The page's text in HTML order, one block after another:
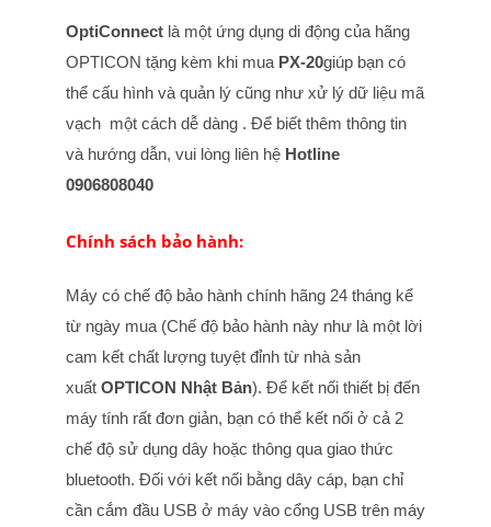
OptiConnectlà một ứng dụng di động của hãng
OPTICON tặng kèm khi mua PX-20giúp bạn có
thể cấu hình và quản lý cũng như xử lý dữ liệu mã
vạch một cách dễ dàng . Để biết thêm thông tin
và hướng dẫn, vui lòng liên hệ Hotline
0906808040
Chính sách bảo hành:
Máy có chế độ bảo hành chính hãng 24 tháng kể
từ ngày mua (Chế độ bảo hành này như là một lời
cam kết chất lượng tuyệt đỉnh từ nhà sản
xuất OPTICON Nhật Bản). Để kết nối thiết bị đến
máy tính rất đơn giản, bạn có thể kết nối ở cả 2
chế độ sử dụng dây hoặc thông qua giao thức
bluetooth. Đối với kết nối bằng dây cáp, bạn chỉ
cần cắm đầu USB ở máy vào cổng USB trên máy